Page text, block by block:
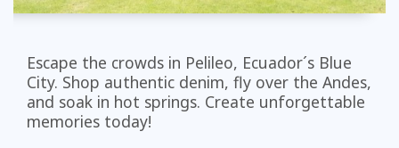
Escape the crowds in Pelileo, Ecuador´s Blue
City. Shop authentic denim, fly over the Andes,
and soak in hot springs. Create unforgettable
memories today!